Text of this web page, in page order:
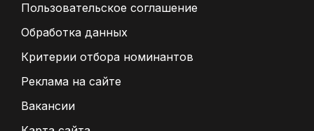
Пользовательское соглашение
Обработка данных
Критерии отбора номинантов
Реклама на сайте
Вакансии